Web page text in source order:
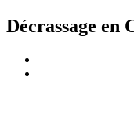
Décrassage en